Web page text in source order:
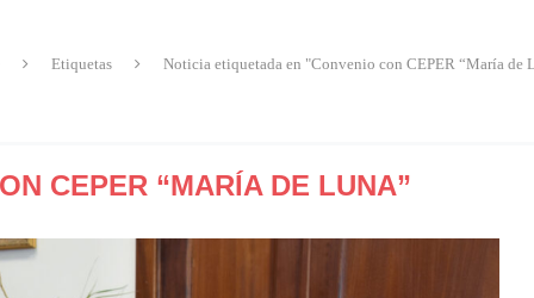
Etiquetas Noticia etiquetada en "Convenio con CEPER “María de
CEPER “MARÍA DE LUNA”